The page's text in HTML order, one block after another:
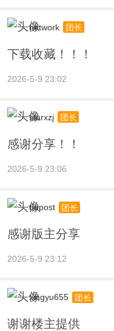
network 团长
下载收藏！！！
2026-5-9 23:02
starxzj 团长
感谢分享！！
2026-5-9 23:06
dopost 团长
感谢版主分享
2026-5-9 23:12
xingyu655 团长
谢谢楼主提供